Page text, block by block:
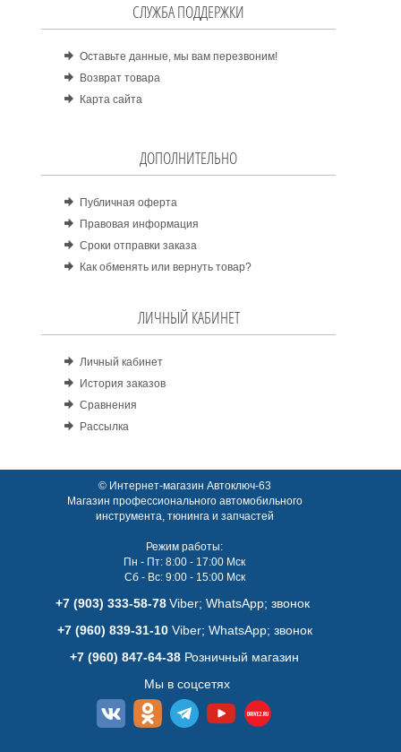
СЛУЖБА ПОДДЕРЖКИ
Оставьте данные, мы вам перезвоним!
Возврат товара
Карта сайта
ДОПОЛНИТЕЛЬНО
Публичная оферта
Правовая информация
Сроки отправки заказа
Как обменять или вернуть товар?
ЛИЧНЫЙ КАБИНЕТ
Личный кабинет
История заказов
Сравнения
Рассылка
© Интернет-магазин Автоключ-63
Магазин профессионального автомобильного
инструмента, тюнинга и запчастей
Режим работы:
Пн - Пт: 8:00 - 17:00 Мск
Сб - Вс: 9:00 - 15:00 Мск
+7 (903) 333-58-78 Viber; WhatsАpp; звонок
+7 (960) 839-31-10Viber; WhatsАpp; звонок
+7 (960) 847-64-38 Розничный магазин
Мы в соцсетях